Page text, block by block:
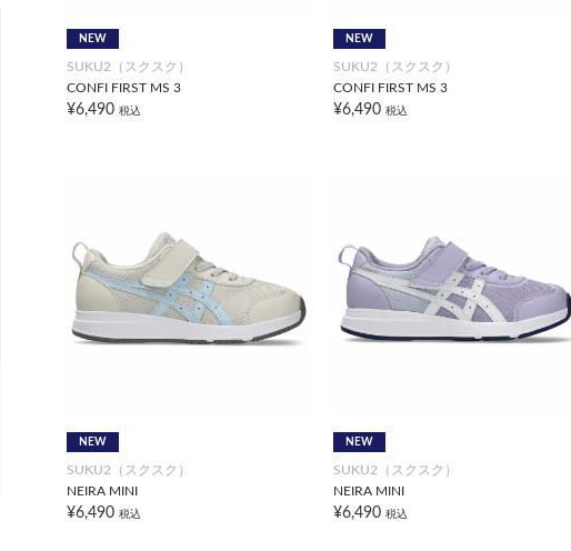
NEW
SUKU2（スクスク）
CONFI FIRST MS 3
¥6,490 税込
NEW
SUKU2（スクスク）
CONFI FIRST MS 3
¥6,490 税込
NEW
SUKU2（スクスク）
NEIRA MINI
¥6,490 税込
NEW
SUKU2（スクスク）
NEIRA MINI
¥6,490 税込